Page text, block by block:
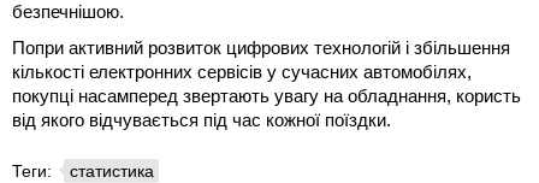
безпечнішою.
Попри активний розвиток цифрових технологій і збільшення
кількості електронних сервісів у сучасних автомобілях,
покупці насамперед звертають увагу на обладнання, користь
від якого відчувається під час кожної поїздки.
Теги: статистика